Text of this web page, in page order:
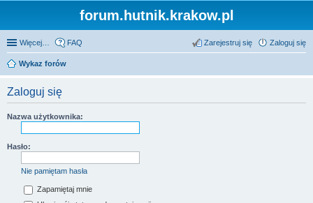
forum.hutnik.krakow.pl
Więcej… FAQ Zaloguj się
Zarejestruj się
Wykaz forów
Zaloguj się
Nazwa użytkownika:
Hasło:
Nie pamiętam hasła
Zapamiętaj mnie